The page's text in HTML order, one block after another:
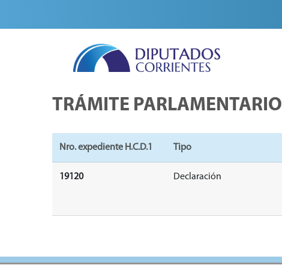
TRÁMITE PARLAMENTARIO
Nro. expediente H.C.D.1 Tipo
19120 Declaración